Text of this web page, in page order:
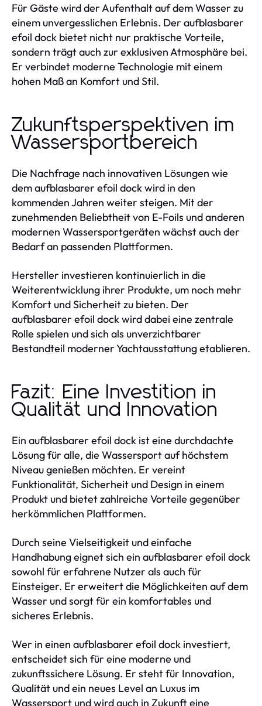
Für Gäste wird der Aufenthalt auf dem Wasser zu
einem unvergesslichen Erlebnis. Der aufblasbarer
efoil dock bietet nicht nur praktische Vorteile,
sondern trägt auch zur exklusiven Atmosphäre bei.
Er verbindet moderne Technologie mit einem
hohen Maß an Komfort und Stil.
Zukunftsperspektiven im
Wassersportbereich
Die Nachfrage nach innovativen Lösungen wie
dem aufblasbarer efoil dock wird in den
kommenden Jahren weiter steigen. Mit der
zunehmenden Beliebtheit von E-Foils und anderen
modernen Wassersportgeräten wächst auch der
Bedarf an passenden Plattformen.
Hersteller investieren kontinuierlich in die
Weiterentwicklung ihrer Produkte, um noch mehr
Komfort und Sicherheit zu bieten. Der
aufblasbarer efoil dock wird dabei eine zentrale
Rolle spielen und sich als unverzichtbarer
Bestandteil moderner Yachtausstattung etablieren.
Fazit: Eine Investition in
Qualität und Innovation
Ein aufblasbarer efoil dock ist eine durchdachte
Lösung für alle, die Wassersport auf höchstem
Niveau genießen möchten. Er vereint
Funktionalität, Sicherheit und Design in einem
Produkt und bietet zahlreiche Vorteile gegenüber
herkömmlichen Plattformen.
Durch seine Vielseitigkeit und einfache
Handhabung eignet sich ein aufblasbarer efoil dock
sowohl für erfahrene Nutzer als auch für
Einsteiger. Er erweitert die Möglichkeiten auf dem
Wasser und sorgt für ein komfortables und
sicheres Erlebnis.
Wer in einen aufblasbarer efoil dock investiert,
entscheidet sich für eine moderne und
zukunftssichere Lösung. Er steht für Innovation,
Qualität und ein neues Level an Luxus im
Wassersport und wird auch in Zukunft eine